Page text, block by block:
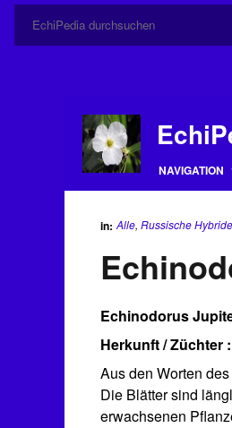
NAVIGATION
in: Alle, Russische
Echinodorus
Herkunft / Züchter
Aus den Worten
Die Blätter sind
erwachsenen